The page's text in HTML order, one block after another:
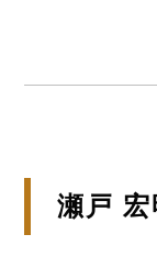
瀬戸 宏